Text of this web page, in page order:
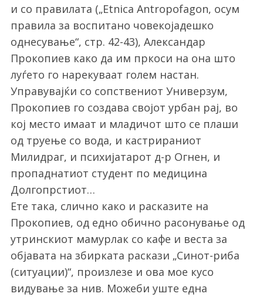
и со правилата („Etnica Antropofagon, осум
правила за воспитано човекојадешко
однесување“, стр. 42-43), Александар
Прокопиев како да им пркоси на она што
луѓето го нарекуваат голем настан.
Управувајќи со сопствениот Универзум,
Прокопиев го создава својот урбан рај, во
кој место имаат и младичот што се плаши
од труење со вода, и кастрираниот
Милидраг, и психијатарот д-р Огнен, и
пропаднатиот студент по медицина
Долгопрстиот…
Ете така, слично како и расказите на
Прокопиев, од едно обично расонување од
утринскиот мамурлак со кафе и веста за
објавата на збирката раскази „Синот-риба
(ситуации)“, произлезе и ова мое кусо
видување за нив. Можеби уште една